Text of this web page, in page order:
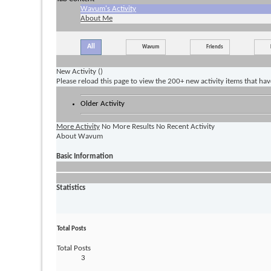
Wavum's Activity
About Me
All Wavum Friends
New Activity ()
Please reload this page to view the 200+ new activity items that
Older Activity
More Activity No More Results No Recent Activity
About Wavum
Basic Information
Statistics
Total Posts
Total Posts
3